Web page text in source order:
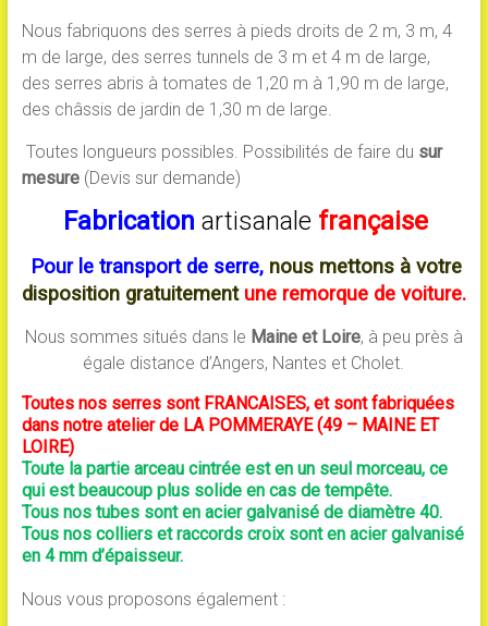
Nous fabriquons des serres à pieds droits de 2 m, 3 m, 4
m de large, des serres tunnels de 3 m et 4 m de large,
des serres abris à tomates de 1,20 m à 1,90 m de large,
des châssis de jardin de 1,30 m de large.
Toutes longueurs possibles. Possibilités de faire du sur
mesure(Devis sur demande)
Fabrication artisanale française
Pour le transport de serre, nous mettons à votre
disposition gratuitement une remorque de voiture.
Nous sommes situés dans le Maine et Loire, à peu près à
égale distance d’Angers, Nantes et Cholet.
Toutes nos serres sont FRANCAISES, et sont fabriquées
dans notre atelier de LA POMMERAYE (49 – MAINE ET
LOIRE)
Toute la partie arceau cintrée est en un seul morceau, ce
qui est beaucoup plus solide en cas de tempête.
Tous nos tubes sont en acier galvanisé de diamètre 40.
Tous nos colliers et raccords croix sont en acier galvanisé
en 4 mm d’épaisseur.
Nous vous proposons également :